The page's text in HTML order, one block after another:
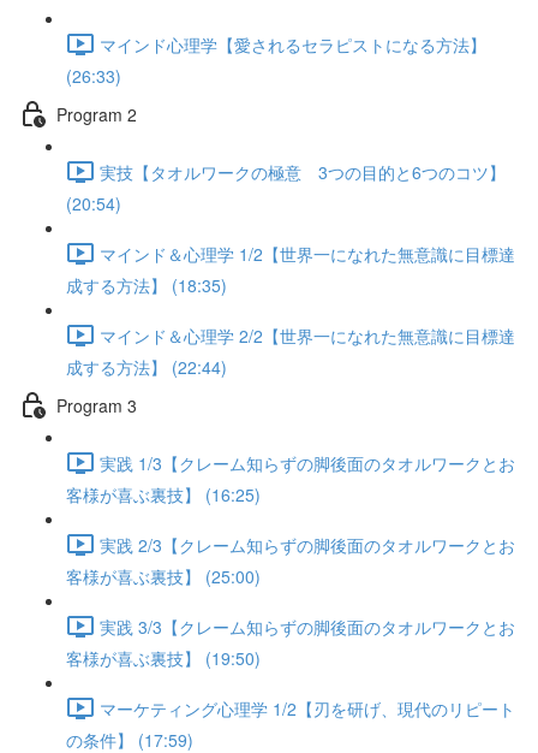
マインド心理学【愛されるセラピストになる方法】
(26:33)
Program 2
実技【タオルワークの極意 3つの目的と6つのコツ】
(20:54)
マインド＆心理学 1/2【世界一になれた無意識に目標達
成する方法】 (18:35)
マインド＆心理学 2/2【世界一になれた無意識に目標達
成する方法】 (22:44)
Program 3
実践 1/3【クレーム知らずの脚後面のタオルワークとお
客様が喜ぶ裏技】 (16:25)
実践 2/3【クレーム知らずの脚後面のタオルワークとお
客様が喜ぶ裏技】 (25:00)
実践 3/3【クレーム知らずの脚後面のタオルワークとお
客様が喜ぶ裏技】 (19:50)
マーケティング心理学 1/2【刃を研げ、現代のリピート
の条件】 (17:59)